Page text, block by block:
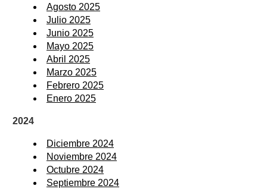
Agosto 2025
Julio 2025
Junio 2025
Mayo 2025
Abril 2025
Marzo 2025
Febrero 2025
Enero 2025
2024
Diciembre 2024
Noviembre 2024
Octubre 2024
Septiembre 2024